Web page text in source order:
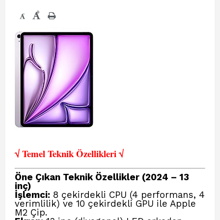
- +
√ Temel Teknik Özellikleri √
Öne Çıkan Teknik Özellikler (2024 – 13
inç)
İşlemci: 8 çekirdekli CPU (4 performans, 4
verimlilik) ve 10 çekirdekli GPU ile Apple
M2 Çip.